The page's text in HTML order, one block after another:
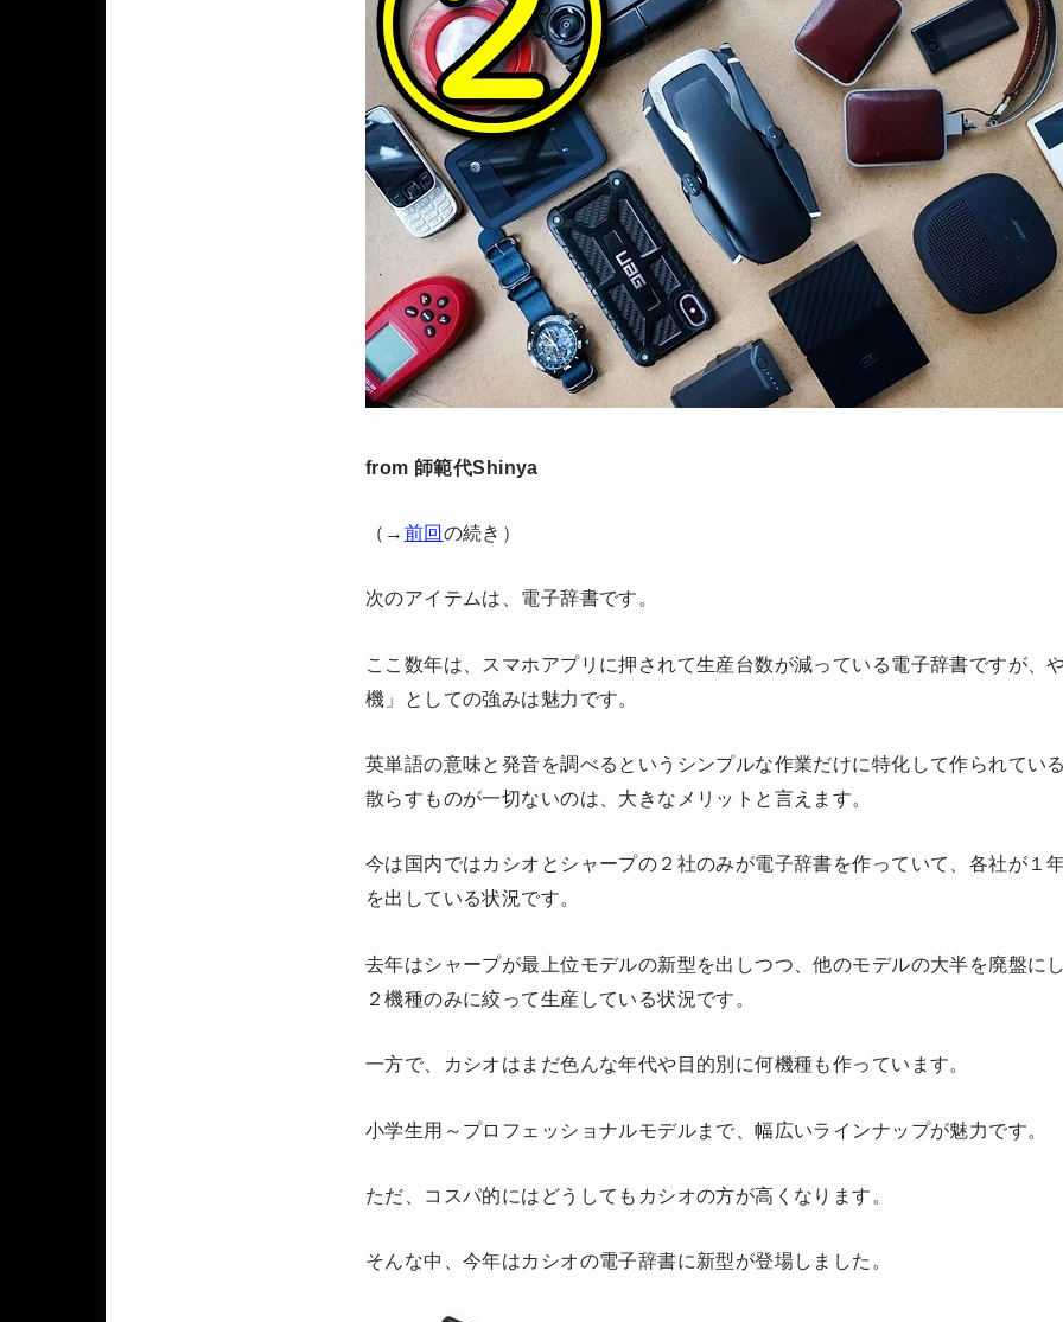
from 師範代Shinya
（→ 前回の続き）
次のアイテムは、電子辞書です。
ここ数年は、スマホアプリに押されて生産台数が減っている電子辞書ですが、
機」としての強みは魅力です。
英単語の意味と発音を調べるというシンプルな作業だけに特化して作られてい
散らすものが一切ないのは、大きなメリットと言えます。
今は国内ではカシオとシャープの２社のみが電子辞書を作っていて、各社が１
を出している状況です。
去年はシャープが最上位モデルの新型を出しつつ、他のモデルの大半を廃盤に
２機種のみに絞って生産している状況です。
一方で、カシオはまだ色んな年代や目的別に何機種も作っています。
小学生用～プロフェッショナルモデルまで、幅広いラインナップが魅力です。
ただ、コスパ的にはどうしてもカシオの方が高くなります。
そんな中、今年はカシオの電子辞書に新型が登場しました。